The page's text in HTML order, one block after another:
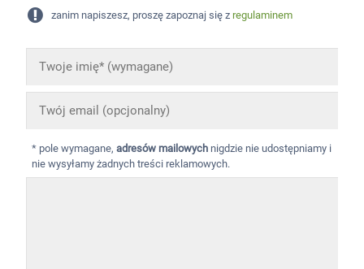
zanim napiszesz, proszę zapoznaj się z regulaminem
* pole wymagane,adresów mailowych nigdzie nie udostępniamy i
nie wysyłamy żadnych treści reklamowych.